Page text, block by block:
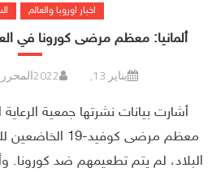
اخبار اوروبا والعالم
ألمانيا: معظم مرضى كورونا في
يناير 13, 2022 المحرر
أشارت بيانات نشرتها جمعية الرعاية
معظم مرضى
البلاد، لم يتم تطعيمهم ضد كورونا.